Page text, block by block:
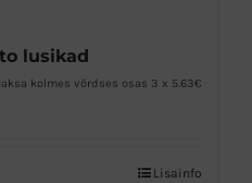
lusikad
kolmes võrdses osas 3 x 5.63€
Lisainfo